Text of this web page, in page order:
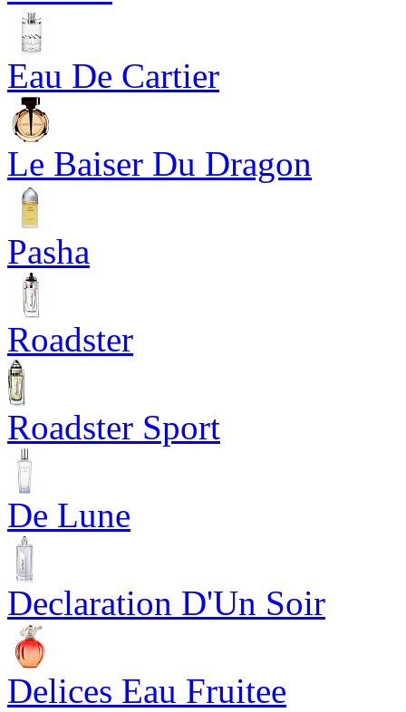
Eau De Cartier
Le Baiser Du Dragon
Pasha
Roadster
Roadster Sport
De Lune
Declaration D'Un Soir
Delices Eau Fruitee